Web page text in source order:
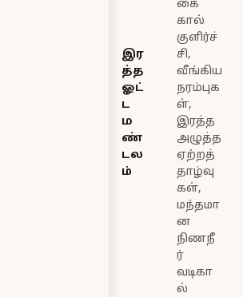
இர
த்த
ஓட்
ட
ம
ண்
டல
ம்
கை
கால்
குளிர்ச்
சி,
வீங்கிய
நரம்புக
ள்,
இரத்த
அழுத்த
ஏற்றத்
தாழ்வு
கள்,
மந்தமா
ன
நிணநீ
ர்
வடிகா
ல்